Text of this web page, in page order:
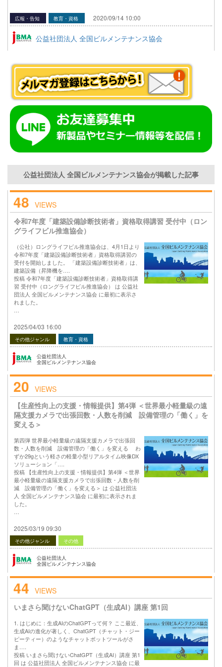
広報・告知 教育・資格 2020/09/14 10:00
公益社団法人 全国ビルメンテナンス協会
公益社団法人 全国ビルメンテナンス協会が掲載した記事
48 VIEWS
令和7年度「建築設備診断技術者」資格取得講習 受付中（ロン
グライフビル推進協会）
（公社）ロングライフビル推進協会は、4月1日より
令和7年度「建築設備診断技術者」資格取得講習の
受付を開始しました。 「建築設備診断技術者」は、
建築設備（昇降機を….
投稿 令和7年度「建築設備診断技術者」資格取得講
習 受付中（ロングライフビル推進協会） は 公益社
団法人 全国ビルメンテナンス協会 に最初に表示さ
れました。
2025/04/03 16:00
その他ジャンル 教育・資格
公益社団法人
全国ビルメンテナンス協会
20 VIEWS
【生産性向上の支援・情報提供】第4弾 ＜世界最小軽量級の遠
隔支援カメラで出張回数・人数を削減 設備管理の「働く」を
変える＞
第四弾 世界最小軽量級の遠隔支援カメラで出張回
数・人数を削減 設備管理の「働く」を変える わ
ずか29gという軽さの軽量小型リアルタイム映像DX
ソリューション「….
投稿 【生産性向上の支援・情報提供】第4弾 ＜世界
最小軽量級の遠隔支援カメラで出張回数・人数を削
減 設備管理の「働く」を変える＞ は 公益社団法
人 全国ビルメンテナンス協会 に最初に表示されま
した。
2025/03/19 09:30
その他ジャンル その他
公益社団法人
全国ビルメンテナンス協会
44 VIEWS
いまさら聞けないChatGPT（生成AI）講座 第1回
1. はじめに：生成AIのChatGPTって何？ ここ最近、
生成AIの進化が著しく、ChatGPT（チャット・ジー
ピーティー）のようなチャットボットツールがさ
ま….
投稿 いまさら聞けないChatGPT（生成AI）講座 第1
回 は 公益社団法人 全国ビルメンテナンス協会 に最